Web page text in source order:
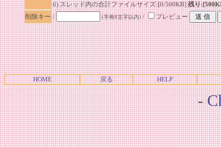
6) スレッド内の合計ファイルサイズ:[0/500KB]残り
削除キー / (半角8文字以内)/ プレビュー
HOME 戻る HELP
-